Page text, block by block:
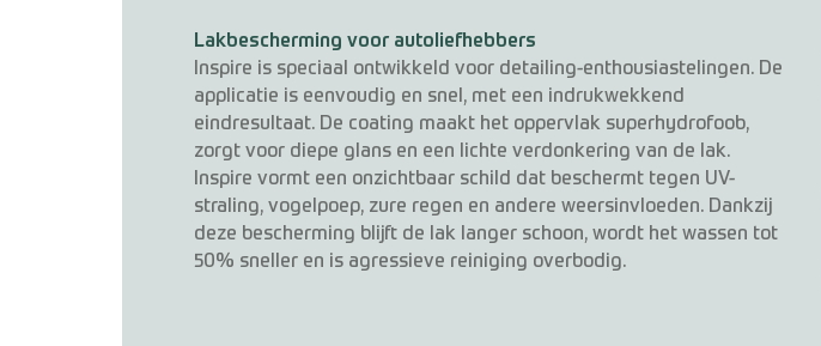
Lakbescherming voor autoliefhebbers
Inspire is speciaal ontwikkeld voor detailing-enthousiastelingen. De
applicatie is eenvoudig en snel, met een indrukwekkend
eindresultaat. De coating maakt het oppervlak superhydrofoob,
zorgt voor diepe glans en een lichte verdonkering van de lak.
Inspire vormt een onzichtbaar schild dat beschermt tegen UV-
straling, vogelpoep, zure regen en andere weersinvloeden. Dankzij
deze bescherming blijft de lak langer schoon, wordt het wassen tot
50% sneller en is agressieve reiniging overbodig.